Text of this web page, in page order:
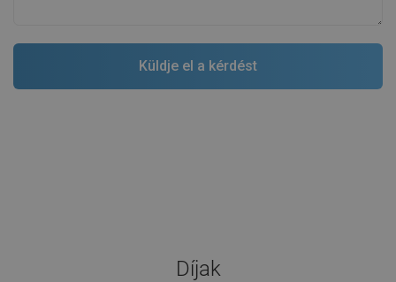
Díjak